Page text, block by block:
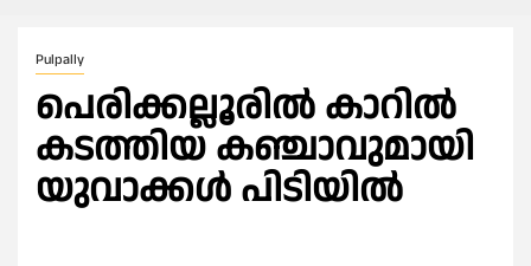
Pulpally
പെരിക്കല്ലൂരിൽ കാറിൽ
കടത്തിയ കഞ്ചാവുമായി
യുവാക്കൾ പിടിയിൽ